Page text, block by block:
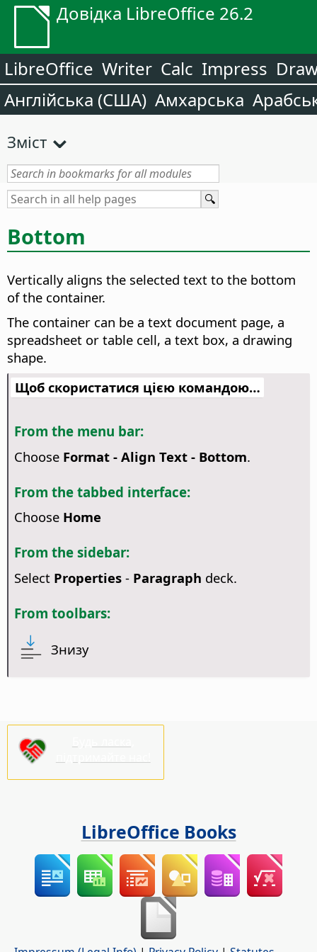
Довідка LibreOffice 26.2
LibreOffice Writer Calc Impress
Англійська (США) Амхарська
Зміст
Bottom
Vertically aligns the selected text to the bottom
of the container.
The container can be a text document page, a
spreadsheet or table cell, a text box, a drawing
shape.
Щоб скористатися цією командою…
From the menu bar:
Choose Format - Align Text - Bottom.
From the tabbed interface:
Choose Home
From the sidebar:
Select Properties- Paragraph deck.
From toolbars:
Знизу
LibreOffice Books